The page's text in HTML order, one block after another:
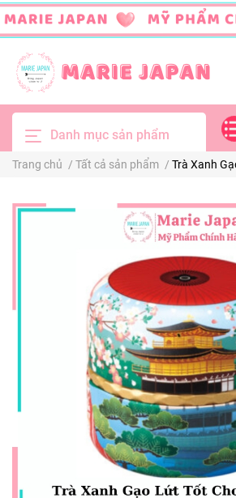
Danh mục sản phẩm
Trang chủ / Tất cả sản phẩm / Trà Xanh